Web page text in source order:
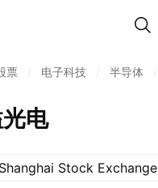
票 电子科技 半导体
电
Shanghai Stock Exchange